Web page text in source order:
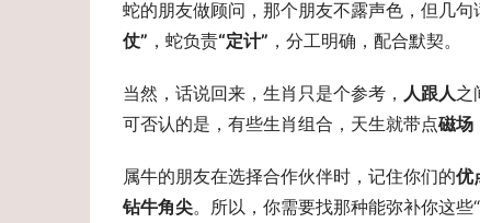
蛇的朋友做顾问，那个朋友不露声色，但几
仗” ，蛇负责“定计” ，分工明确，配合默契。
当然，话说回来，生肖只是个参考， 人跟人之
可否认的是，有些生肖组合，天生就带点磁场
属牛的朋友在选择合作伙伴时，记住你们的优
钻牛角尖。所以，你需要找那种能弥补你这些“